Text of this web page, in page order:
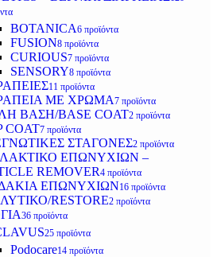
BOTANICA6 προϊόντα
FUSION8 προϊόντα
CURIOUS7 προϊόντα
SENSORY8 προϊόντα
11 προϊόντα
ΜΕ ΧΡΩΜΑ7 προϊόντα
ΒΑΣΗ/BASE COAT2 προϊόντα
COAT7 προϊόντα
ΣΤΑΓΟΝΕΣ2 προϊόντα
ΕΠΩΝΥΧΙΩΝ –
REMOVER4 προϊόντα
ΕΠΩΝΥΧΙΩΝ16 προϊόντα
RESTORE2 προϊόντα
36 προϊόντα
25 προϊόντα
Podocare14 προϊόντα